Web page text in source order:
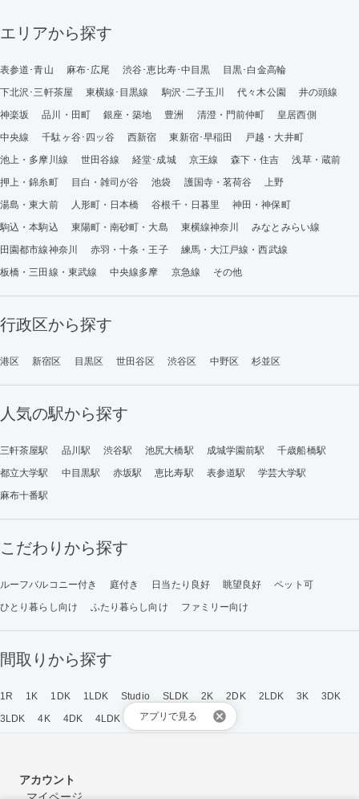
アプリで見る
エリアから探す
表参道･青山 麻布･広尾 渋谷･恵比寿･中目黒
目黒･白金高輪
下北沢･三軒茶屋
東横線･目黒線 駒沢･二子玉川 代々木公園
井の頭線
神楽坂
品川・田町 銀座・築地 豊洲 清澄・門前仲町
皇居西側
中央線
千駄ヶ谷･四ッ谷 西新宿 東新宿･早稲田
戸越・大井町
池上・多摩川線
世田谷線 経堂･成城 京王線 森下・住吉
浅草・蔵前
押上・錦糸町
目白・雑司が谷 池袋 護国寺・茗荷谷
上野
湯島・東大前
人形町・日本橋 谷根千・日暮里
神田・神保町
駒込・本駒込
東陽町・南砂町・大島 東横線神奈川
みなとみらい線
田園都市線神奈川
赤羽・十条・王子
練馬・大江戸線・西武線
板橋・三田線・東武線
中央線多摩 京急線 その他
行政区から探す
港区 新宿区 目黒区 世田谷区 渋谷区 中野区 杉並区
人気の駅から探す
三軒茶屋駅 品川駅 渋谷駅 池尻大橋駅 成城学園前駅
千歳船橋駅
都立大学駅
中目黒駅 赤坂駅 恵比寿駅 表参道駅
学芸大学駅
麻布十番駅
こだわりから探す
ルーフバルコニー付き 庭付き 日当たり良好 眺望良好
ペット可
ひとり暮らし向け
ふたり暮らし向け ファミリー向け
間取りから探す
1R 1K 1DK 1LDK Studio SLDK 2K 2DK 2LDK 3K
3DK
3LDK
4K 4DK 4LDK
アカウント